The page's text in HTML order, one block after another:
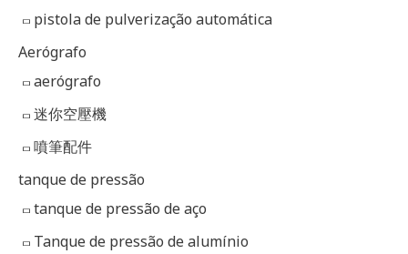
pistola de pulverização automática
Aerógrafo
aerógrafo
迷你空壓機
噴筆配件
tanque de pressão
tanque de pressão de aço
Tanque de pressão de alumínio